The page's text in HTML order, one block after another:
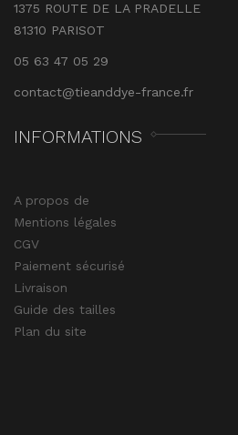
1375 ROUTE DE LA PRADELLE
81310 PARISOT
05 63 47 05 29
contact@tieanddye-france.fr
INFORMATIONS
A propos de
Mentions légales
CGV
Paiement sécurisé
Livraison
Guide des tailles
Plan du site